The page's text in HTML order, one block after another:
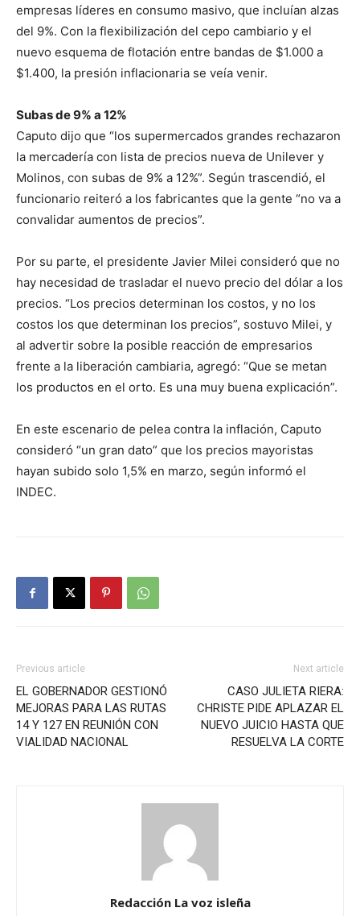
empresas líderes en consumo masivo, que incluían alzas
del 9%. Con la flexibilización del cepo cambiario y el
nuevo esquema de flotación entre bandas de $1.000 a
$1.400, la presión inflacionaria se veía venir.
Subas de 9% a 12%
Caputo dijo que “los supermercados grandes rechazaron
la mercadería con lista de precios nueva de Unilever y
Molinos, con subas de 9% a 12%”. Según trascendió, el
funcionario reiteró a los fabricantes que la gente “no va a
convalidar aumentos de precios”.
Por su parte, el presidente Javier Milei consideró que no
hay necesidad de trasladar el nuevo precio del dólar a los
precios. “Los precios determinan los costos, y no los
costos los que determinan los precios”, sostuvo Milei, y
al advertir sobre la posible reacción de empresarios
frente a la liberación cambiaria, agregó: “Que se metan
los productos en el orto. Es una muy buena explicación”.
En este escenario de pelea contra la inflación, Caputo
consideró “un gran dato” que los precios mayoristas
hayan subido solo 1,5% en marzo, según informó el
INDEC.
Previous article
EL GOBERNADOR GESTIONÓ
MEJORAS PARA LAS RUTAS
14 Y 127 EN REUNIÓN CON
VIALIDAD NACIONAL
Next article
CASO JULIETA RIERA:
CHRISTE PIDE APLAZAR EL
NUEVO JUICIO HASTA QUE
RESUELVA LA CORTE
Redacción La voz isleña